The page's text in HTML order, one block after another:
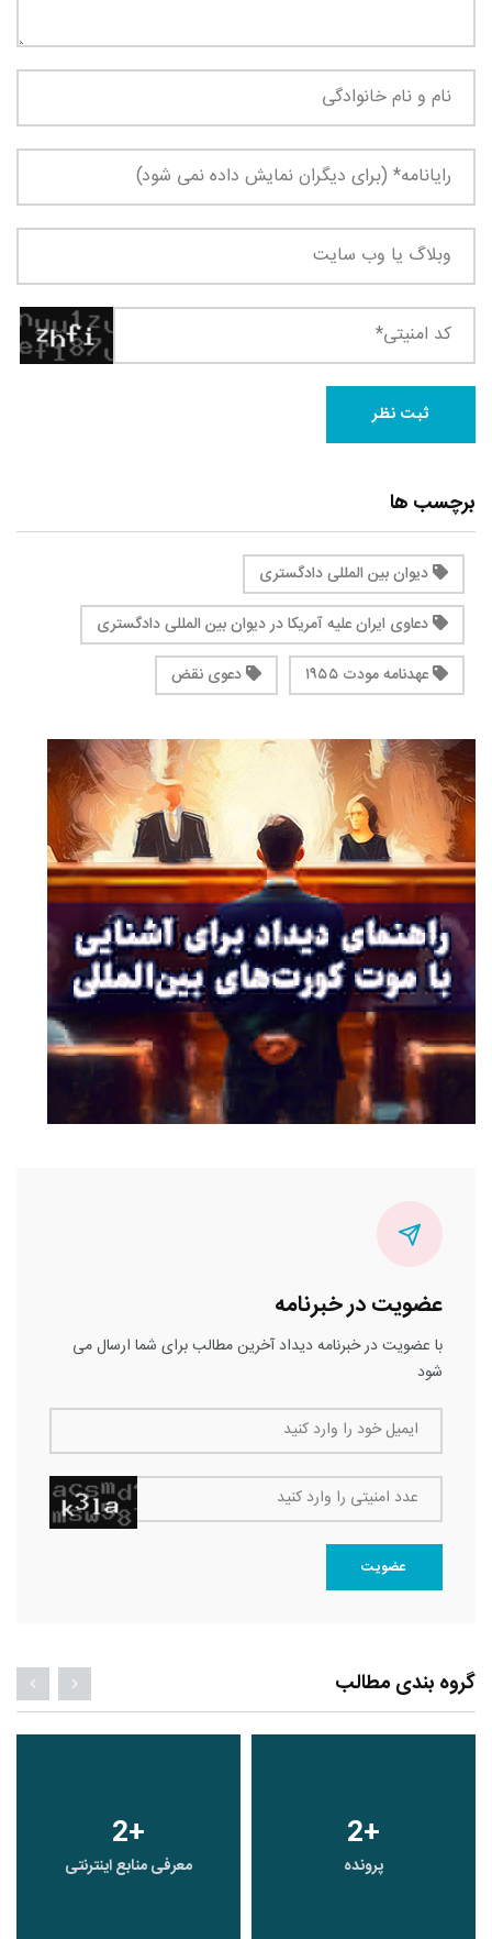
برچسب ها
دیوان بین المللی دادگستری
دعاوی ایران علیه آمریکا در دیوان بین المللی دادگستری
عهدنامه مودت ۱۹۵۵
دعوی نقض
عضویت در خبرنامه
با عضویت در خبرنامه دیداد آخرین مطالب برای شما ارسال می
شود
ایمیل خود را وارد کنید
عدد امنیتی را وارد کنید
عضویت
گروه بندی مطالب
2+
معرفی منابع اینترنتی
2+
پرونده